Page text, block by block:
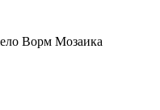
Ворм Мозаика